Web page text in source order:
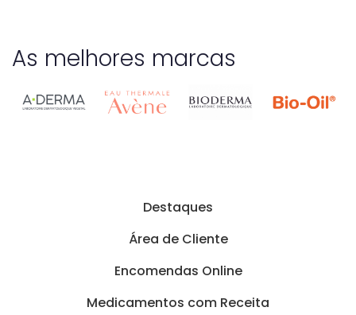
As melhores marcas
Destaques
Área de Cliente
Encomendas Online
Medicamentos com Receita